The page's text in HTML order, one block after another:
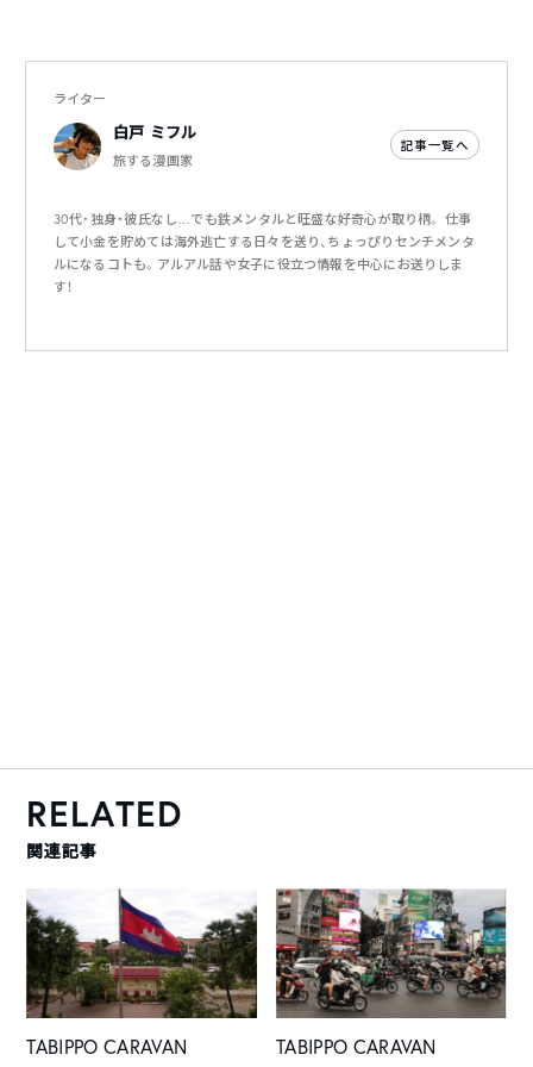
ライター
白戸 ミフル
旅する漫画家
記事一覧へ
30代・独身・彼氏なし…でも鉄メンタルと旺盛な好奇心が取り柄。 仕事
して小金を貯めては海外逃亡する日々を送り、ちょっぴりセンチメンタ
ルになるコトも。アルアル話や女子に役立つ情報を中心にお送りしま
す！
RELATED
関連記事
TABIPPO CARAVAN TABIPPO CARAVAN